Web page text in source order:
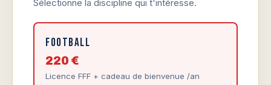
Sélectionne la discipline qui t'intéresse.
Football
220 €
Licence FFF + cadeau de bienvenue /an